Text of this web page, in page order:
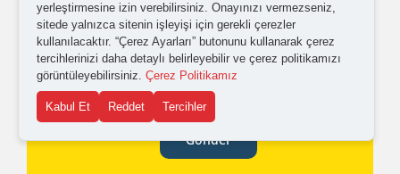
Gönder
yerleştirmesine izin verebilirsiniz. Onayınızı vermezseniz,
sitede yalnızca sitenin işleyişi için gerekli çerezler
kullanılacaktır. “Çerez Ayarları” butonunu kullanarak çerez
tercihlerinizi daha detaylı belirleyebilir ve çerez politikamızı
görüntüleyebilirsiniz. Çerez Politikamız
Kabul Et Reddet Tercihler